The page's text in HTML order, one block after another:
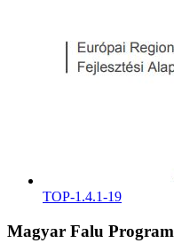
TOP-1.4.1-19
Magyar Falu Program